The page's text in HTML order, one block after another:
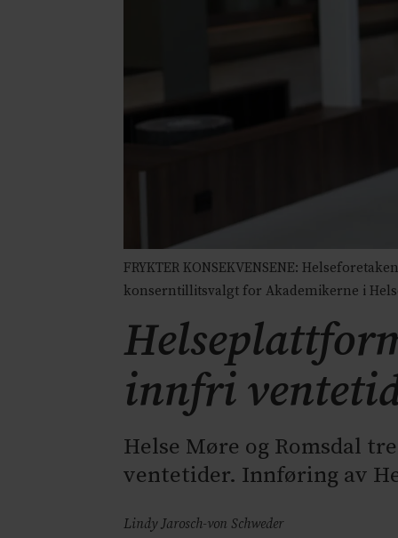
FRYKTER KONSEKVENSENE:
konserntillitsvalgt for Akademikerne i
innfri
Helse Møre og Romsdal
ventetider. Innføring av
Lindy Jarosch-von Schweder